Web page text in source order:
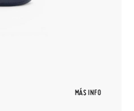
MÁS INFO